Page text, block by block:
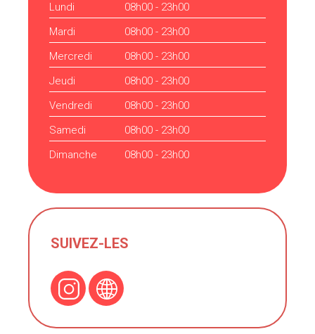
Lundi
08h00 - 23h00
Mardi
08h00 - 23h00
Mercredi
08h00 - 23h00
Jeudi
08h00 - 23h00
Vendredi
08h00 - 23h00
Samedi
08h00 - 23h00
Dimanche
08h00 - 23h00
SUIVEZ-LES